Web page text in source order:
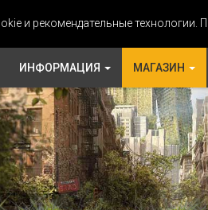
и рекомендательные технологии.
ИНФОРМАЦИЯ МАГАЗИН